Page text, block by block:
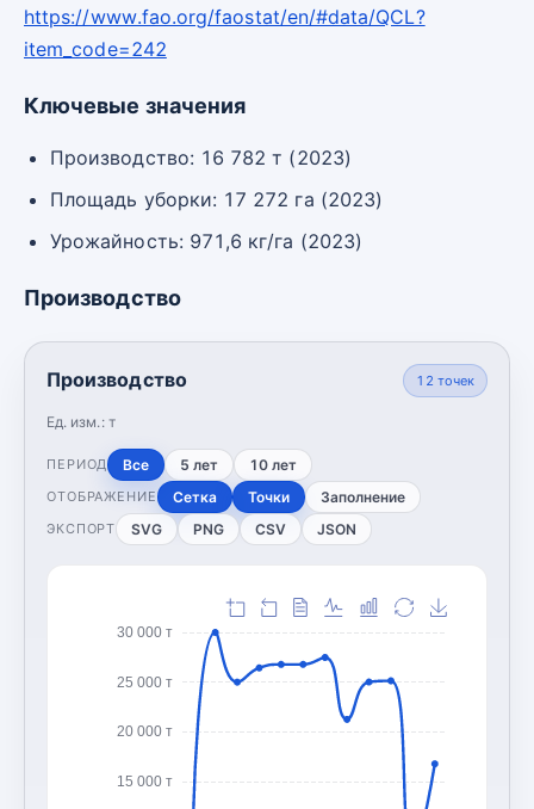
https://www.fao.org/faostat/en/#data/QCL?
item_code=242
Ключевые значения
Производство: 16 782 т (2023)
Площадь уборки: 17 272 га (2023)
Урожайность: 971,6 кг/га (2023)
Производство
Производство
Ед. изм.: т
12 точек
ПЕРИОД Все 5 лет 10 лет
ОТОБРАЖЕНИЕ Сетка Точки Заполнение
ЭКСПОРТ SVG PNG CSV JSON
15 000 т
20 000 т
25 000 т
30 000 т